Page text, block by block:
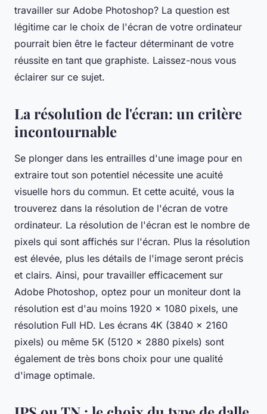
travailler sur Adobe Photoshop? La question est
légitime car le choix de l'écran de votre ordinateur
pourrait bien être le facteur déterminant de votre
réussite en tant que graphiste. Laissez-nous vous
éclairer sur ce sujet.
La résolution de l'écran: un critère
incontournable
Se plonger dans les entrailles d'une image pour en
extraire tout son potentiel nécessite une acuité
visuelle hors du commun. Et cette acuité, vous la
trouverez dans la résolution de l'écran de votre
ordinateur. La résolution de l'écran est le nombre de
pixels qui sont affichés sur l'écran. Plus la résolution
est élevée, plus les détails de l'image seront précis
et clairs. Ainsi, pour travailler efficacement sur
Adobe Photoshop, optez pour un moniteur dont la
résolution est d'au moins 1920 x 1080 pixels, une
résolution Full HD. Les écrans 4K (3840 x 2160
pixels) ou même 5K (5120 x 2880 pixels) sont
également de très bons choix pour une qualité
d'image optimale.